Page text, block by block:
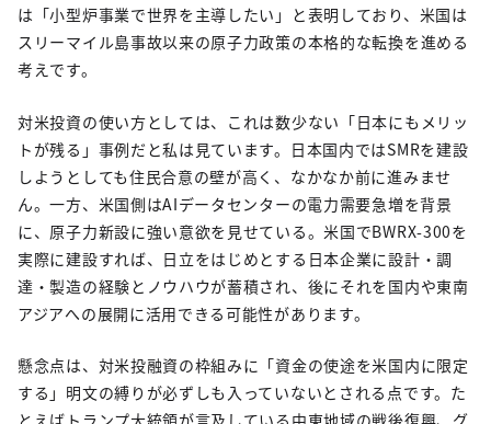
は「小型炉事業で世界を主導したい」と表明しており、米国は
スリーマイル島事故以来の原子力政策の本格的な転換を進める
考えです。
対米投資の使い方としては、これは数少ない「日本にもメリッ
トが残る」事例だと私は見ています。日本国内ではSMRを建設
しようとしても住民合意の壁が高く、なかなか前に進みませ
ん。一方、米国側はAIデータセンターの電力需要急増を背景
に、原子力新設に強い意欲を見せている。米国でBWRX-300を
実際に建設すれば、日立をはじめとする日本企業に設計・調
達・製造の経験とノウハウが蓄積され、後にそれを国内や東南
アジアへの展開に活用できる可能性があります。
懸念点は、対米投融資の枠組みに「資金の使途を米国内に限定
する」明文の縛りが必ずしも入っていないとされる点です。た